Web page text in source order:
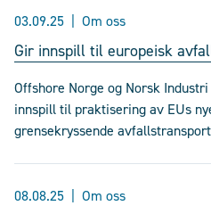
03.09.25 Om oss
Gir innspill til europeisk
Offshore Norge og Norsk
innspill til praktisering av EUs
grensekryssende
08.08.25 Om oss